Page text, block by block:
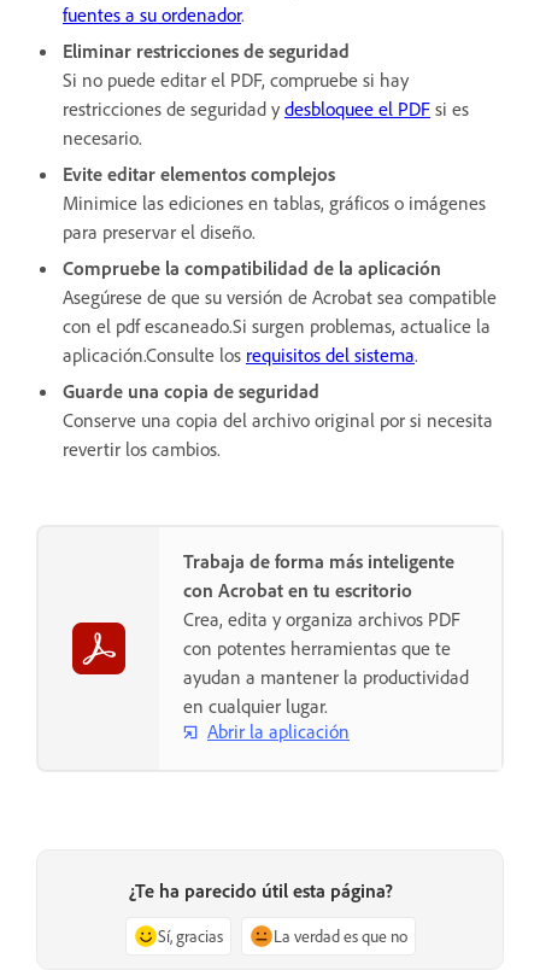
fuentes a su ordenador.
Eliminar restricciones de seguridad
Si no puede editar el PDF, compruebe si hay
restricciones de seguridad y desbloquee el PDF si es
necesario.
Evite editar elementos complejos
Minimice las ediciones en tablas, gráficos o imágenes
para preservar el diseño.
Compruebe la compatibilidad de la aplicación
Asegúrese de que su versión de Acrobat sea compatible
con el pdf escaneado.Si surgen problemas, actualice la
aplicación.Consulte los requisitos del sistema.
Guarde una copia de seguridad
Conserve una copia del archivo original por si necesita
revertir los cambios.
Trabaja de forma más inteligente
con Acrobat en tu escritorio
Crea, edita y organiza archivos PDF
con potentes herramientas que te
ayudan a mantener la productividad
en cualquier lugar.
Abrir la aplicación
¿Te ha parecido útil esta página?
Sí, gracias La verdad es que no